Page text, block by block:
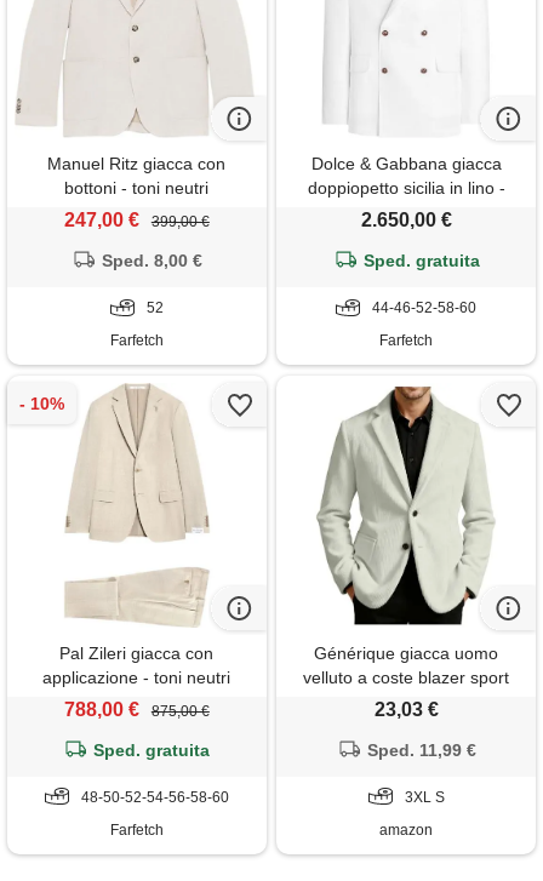
Manuel Ritz giacca con
bottoni - toni neutri
247,00 € 399,00 €
Sped. 8,00 €
52
Farfetch
Dolce & Gabbana giacca
doppiopetto sicilia in lino -
bianco
2.650,00 €
Sped. gratuita
44-46-52-58-60
Farfetch
Pal Zileri giacca con
applicazione - toni neutri
788,00 € 875,00 €
Sped. gratuita
48-50-52-54-56-58-60
Farfetch
Générique giacca uomo
velluto a coste blazer sport
due bottoni asciutto casual
cappotto sarto casual giacca
costume chic gilet da sera
autunno inverno moda, beige,
s
23,03 €
Sped. 11,99 €
3XL S
amazon